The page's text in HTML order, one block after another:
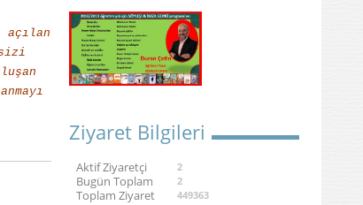
açılan
Ziyaret Bilgileri
Aktif Ziyaretçi 2
Bugün Toplam 2
Toplam Ziyaret 449363